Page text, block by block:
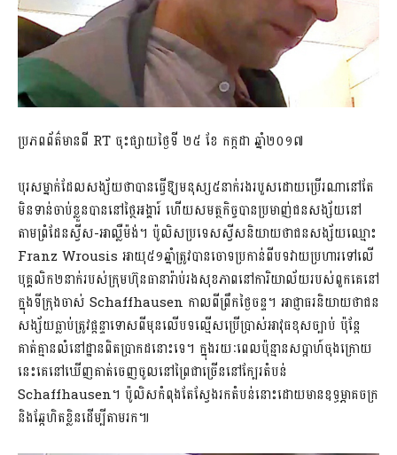
ប្រភពព័ត៌មានពី RT ចុះផ្សាយថ្ងៃទី ២៥ ខែ កក្កដា ឆ្នាំ២០១៧
បុរសម្នាក់ដែលសង្ស័យថាបានធ្វើឱ្យមនុស្ស៥នាក់រងរបួសដោយប្រើរណានៅតែ
មិនទាន់ចាប់ខ្លួនបាននៅថ្ថៃអង្គារ៍ ហើយសមត្ថកិច្ចបានប្រមាញ់ជនសង្ស័យនៅ
តាមព្រំដែនស្វីស-អាល្លឺម៉ង់។ ប៉ូលិសប្រទេសស្វីសនិយាយថាជនសង្ស័យឈ្មោះ
Franz Wrousis អាយុ៥១ឆ្នាំត្រូវបានចោទប្រកាន់ពីបទវាយប្រហារទៅលើ
បុគ្គលិក២នាក់របស់ក្រុមហ៊ុនធានារ៉ាប់រងសុខភាពនៅការិយាល័យរបស់ពួកគេនៅ
ក្នុងទីក្រុងចាស់ Schaffhausen កាលពីព្រឹកថ្ងៃចន្ទ។ អាជ្ញាធរនិយាយថាជន
សង្ស័យធ្លាប់ត្រូវផ្តន្ទាទោសពីមុនលើបទល្មើសប្រើប្រាស់អាវុធខុសច្បាប់ ប៉ុន្តែ
គាត់គ្មានលំនៅដ្ឋានពិតប្រាកដនោះទេ។ ក្នុងរយៈពេលប៉ុន្មានសប្តាហ៍ចុងក្រោយ
នេះគេនៅឃើញគាត់ចេញចូលនៅព្រៃជាច្រើននៅក្បែរតំបន់
Schaffhausen។ ប៉ូលិសកំពុងតែស្វែងរកតំបន់នោះដោយមានឧទ្ធម្ភាគចក្រ
និងឆ្កែហិតខ្លិនដើម្បីតាមរក៕